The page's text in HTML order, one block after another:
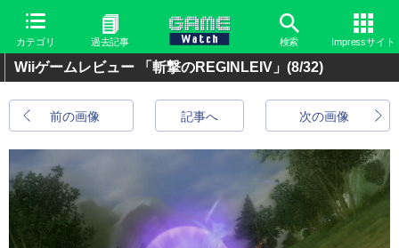
カテゴリ 過去記事 検索 Impressサイト
Wiiゲームレビュー 「斬撃のREGINLEIV」 (8/32)
前の画像 次の画像
記事へ